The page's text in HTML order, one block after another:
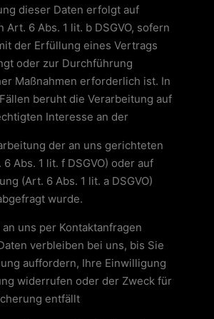
dieser Daten erfolgt auf
Art. 6 Abs. 1 lit. b DSGVO, sofern
der Erfüllung eines Vertrags
oder zur Durchführung
Maßnahmen erforderlich ist. In
beruht die Verarbeitung auf
Interesse an der
der an uns gerichteten
Abs. 1 lit. f DSGVO) oder auf
(Art. 6 Abs. 1 lit. a DSGVO)
wurde.
uns per Kontaktanfragen
verbleiben bei uns, bis Sie
auffordern, Ihre Einwilligung
widerrufen oder der Zweck für
entfällt